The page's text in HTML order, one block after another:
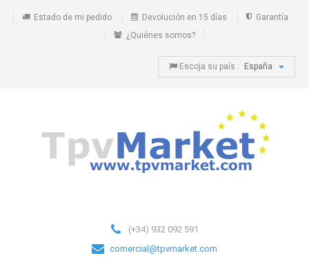
Estado de mi pedido Devolución en 15 días
Garantía
¿Quiénes somos?
Escoja su país : España
(+34) 932 092 591
comercial@tpvmarket.com